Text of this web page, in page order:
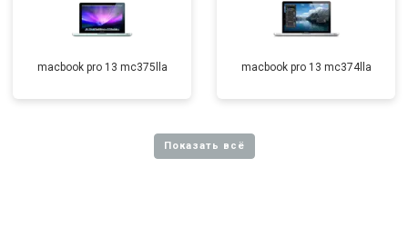
macbook pro 13 mc375lla macbook pro 13 mc374lla